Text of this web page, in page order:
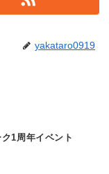
yakataro0919
ク1周年イベント